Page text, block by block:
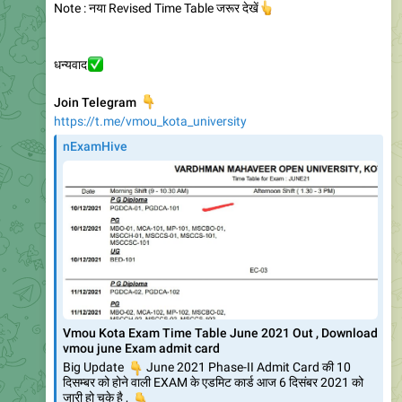
https://nexamhive.com/vmou-kota-exam-time-table/
REVISED TIME TABLE
COMPULSORY EXAM PATTERN NOTICE
👇
VMOU KOTA Daily Updates
Vmou Kota (Daily Updates):
ASK YOU QUERY
Live
https://youtu.be/2Wgw0lzjqW0